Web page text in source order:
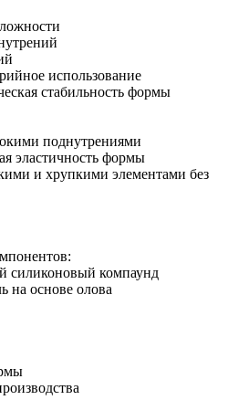
использование
стабильность формы
поднутрениями
эластичность формы
и хрупкими элементами без
силиконовый компаунд
на основе олова